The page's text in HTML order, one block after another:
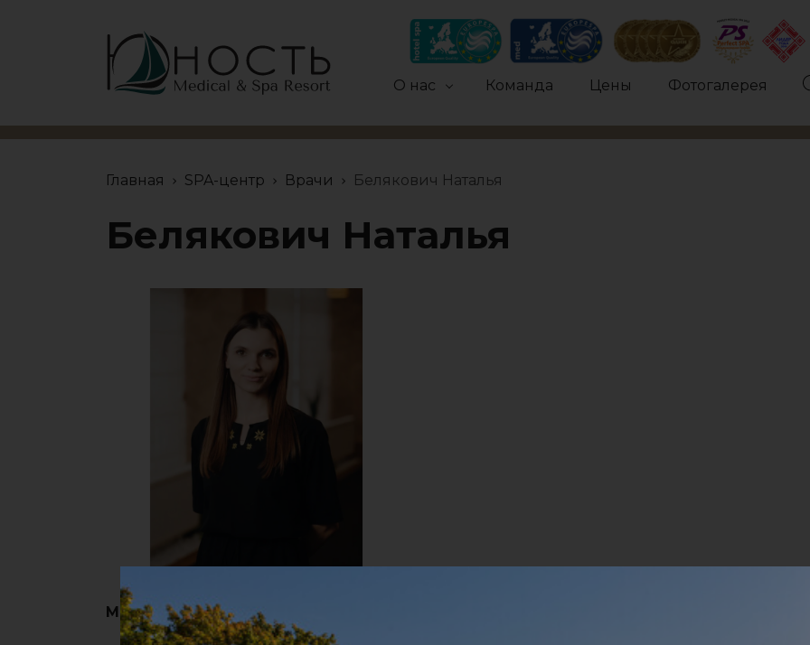
О нас Команда Цены Фотогалерея
Главная SPA-центр Врачи Белякович Наталья
Белякович Наталья
Менеджер СПА